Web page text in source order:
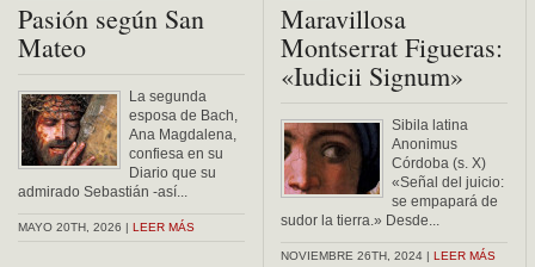
Pasión según San
Mateo
La segunda
esposa de Bach,
Ana Magdalena,
confiesa en su
Diario que su
admirado Sebastián -así...
MAYO 20TH, 2026 | LEER MÁS
Maravillosa
Montserrat Figueras:
«Iudicii Signum»
Sibila latina
Anonimus
Córdoba (s. X)
«Señal del juicio:
se empapará de
sudor la tierra.» Desde...
NOVIEMBRE 26TH, 2024 | LEER MÁS